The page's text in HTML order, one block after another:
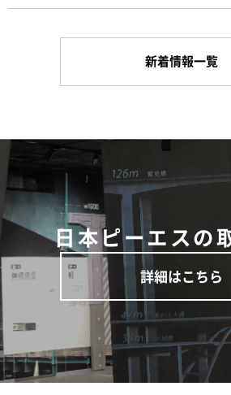
新着情報一覧
日本ピーエスの
詳細はこちら